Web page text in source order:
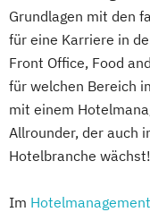
Grundlagen mit den
für eine Karriere in
Front Office, Food
für welchen Bereich
mit einem
Allrounder, der auch
Hotelbranche wächst!
Im